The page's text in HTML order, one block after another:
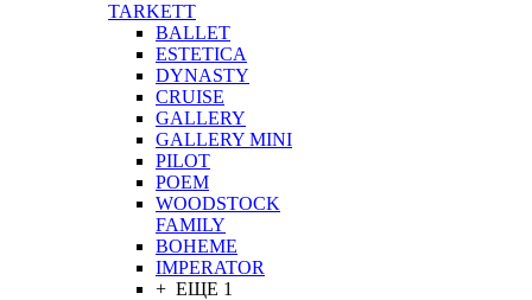
TARKETT
BALLET
ESTETICA
DYNASTY
CRUISE
GALLERY
GALLERY MINI
PILOT
POEM
WOODSTOCK
FAMILY
BOHEME
IMPERATOR
+ ЕЩЕ 1